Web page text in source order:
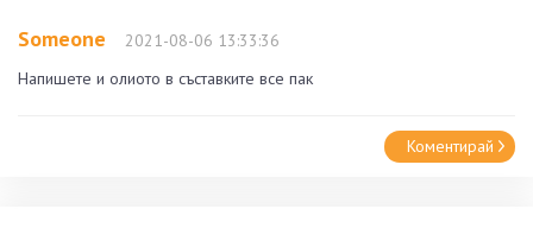
Someone
2021-08-06 13:33:36
Напишете и олиото в съставките все пак
Коментирай